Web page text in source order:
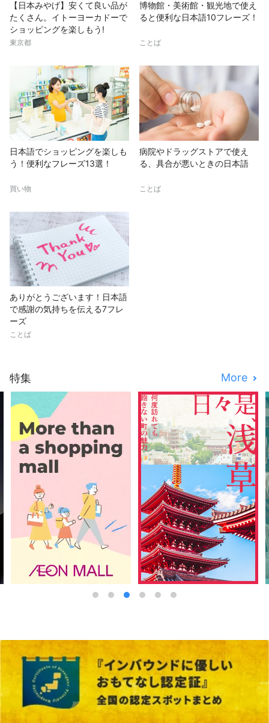
【日本みやげ】安くて良い品が
たくさん。イトーヨーカドーで
ショッピングを楽しもう!
東京都
博物館・美術館・観光地で使え
ると便利な日本語10フレーズ！
ことば
日本語でショッピングを楽しも
う！便利なフレーズ13選！
買い物
病院やドラッグストアで使え
る、具合が悪いときの日本語
ことば
ありがとうございます！日本語
で感謝の気持ちを伝える7フレ
ーズ
ことば
特集 More